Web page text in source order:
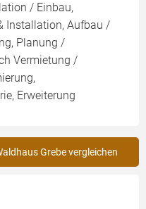
/ Einbau,
Installation, Aufbau /
Planung /
Vermietung /
Erweiterung
Grebe vergleichen